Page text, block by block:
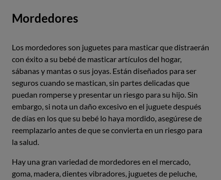
Mordedores
Los mordedores son juguetes para masticar que distraerán
con éxito a su bebé de masticar artículos del hogar,
sábanas y mantas o sus joyas. Están diseñados para ser
seguros cuando se mastican, sin partes delicadas que
puedan romperse y presentar un riesgo para su hijo. Sin
embargo, si nota un daño excesivo en el juguete después
de días en los que su bebé lo haya mordido, asegúrese de
reemplazarlo antes de que se convierta en un riesgo para
la salud.
Hay una gran variedad de mordedores en el mercado,
goma, madera, dientes vibradores, juguetes de peluche,